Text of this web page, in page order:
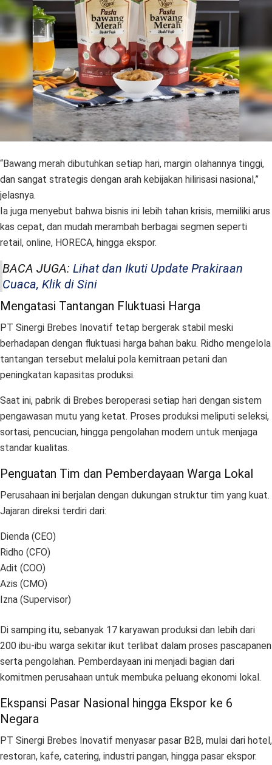
“Bawang merah dibutuhkan setiap hari, margin olahannya tinggi,
dan sangat strategis dengan arah kebijakan hilirisasi nasional,”
jelasnya.
Ia juga menyebut bahwa bisnis ini lebih tahan krisis, memiliki arus
kas cepat, dan mudah merambah berbagai segmen seperti
retail, online, HORECA, hingga ekspor.
BACA JUGA: Lihat dan Ikuti Update Prakiraan
Cuaca, Klik di Sini
Mengatasi Tantangan Fluktuasi Harga
PT Sinergi Brebes Inovatif tetap bergerak stabil meski
berhadapan dengan fluktuasi harga bahan baku. Ridho mengelola
tantangan tersebut melalui pola kemitraan petani dan
peningkatan kapasitas produksi.
Saat ini, pabrik di Brebes beroperasi setiap hari dengan sistem
pengawasan mutu yang ketat. Proses produksi meliputi seleksi,
sortasi, pencucian, hingga pengolahan modern untuk menjaga
standar kualitas.
Penguatan Tim dan Pemberdayaan Warga Lokal
Perusahaan ini berjalan dengan dukungan struktur tim yang kuat.
Jajaran direksi terdiri dari:
Dienda (CEO)
Ridho (CFO)
Adit (COO)
Azis (CMO)
Izna (Supervisor)
Di samping itu, sebanyak 17 karyawan produksi dan lebih dari
200 ibu-ibu warga sekitar ikut terlibat dalam proses pascapanen
serta pengolahan. Pemberdayaan ini menjadi bagian dari
komitmen perusahaan untuk membuka peluang ekonomi lokal.
Ekspansi Pasar Nasional hingga Ekspor ke 6
Negara
PT Sinergi Brebes Inovatif menyasar pasar B2B, mulai dari hotel,
restoran, kafe, catering, industri pangan, hingga pasar ekspor.